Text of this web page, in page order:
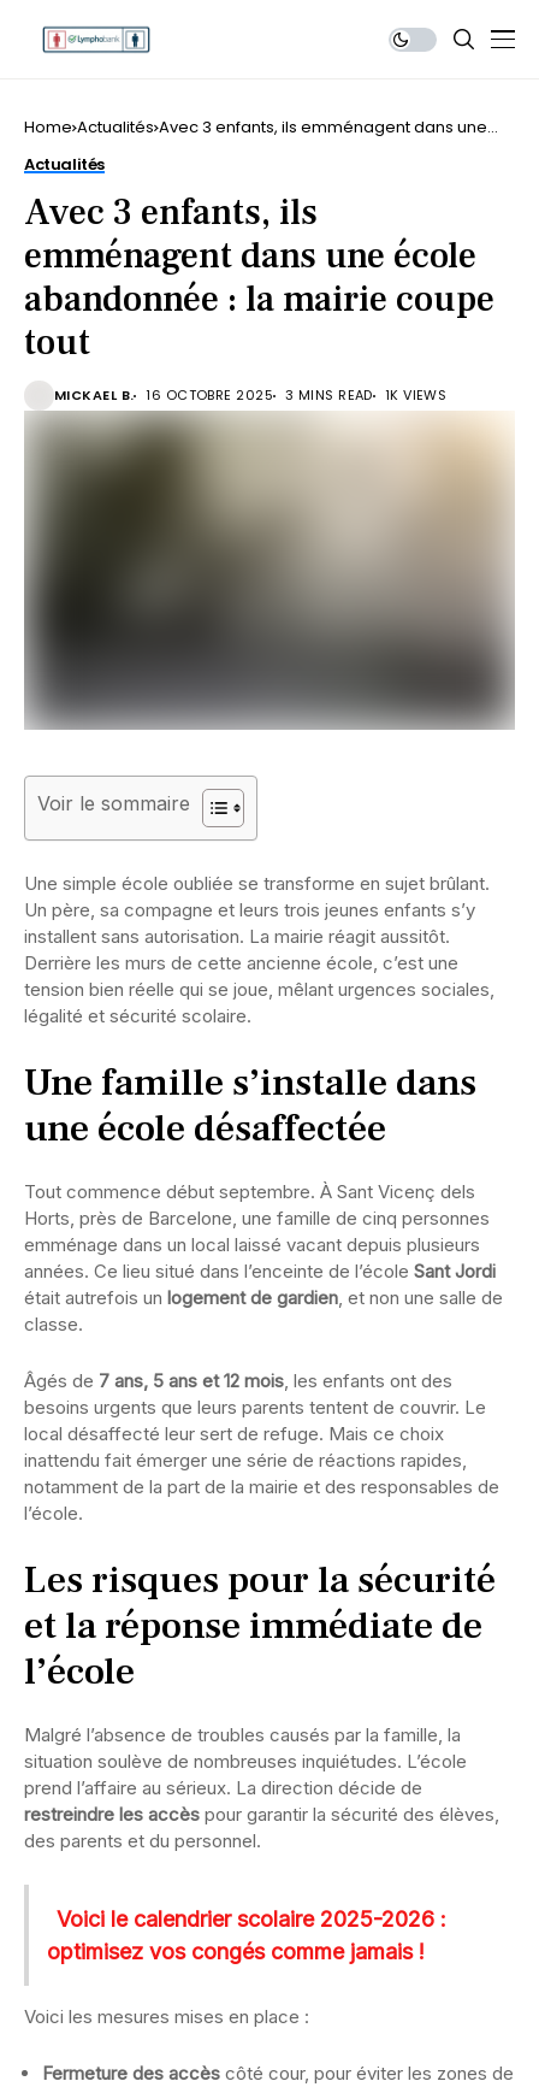
Home Actualités Avec 3 enfants, ils emménagent dans une
Actualités
Avec 3 enfants, ils
emménagent dans une école
abandonnée : la mairie coupe
tout
MICKAEL B. 16 OCTOBRE 2025 3 MINS READ 1K VIEWS
Voir le sommaire
Une simple école oubliée se transforme en sujet brûlant.
Un père, sa compagne et leurs trois jeunes enfants s’y
installent sans autorisation. La mairie réagit aussitôt.
Derrière les murs de cette ancienne école, c’est une
tension bien réelle qui se joue, mêlant urgences sociales,
légalité et sécurité scolaire.
Une famille s’installe dans
une école désaffectée
Tout commence début septembre. À Sant Vicenç dels
Horts, près de Barcelone, une famille de cinq personnes
emménage dans un local laissé vacant depuis plusieurs
années. Ce lieu situé dans l’enceinte de l’école Sant Jordi
était autrefois un logement de gardien, et non une salle de
classe.
Âgés de 7 ans, 5 ans et 12 mois, les enfants ont des
besoins urgents que leurs parents tentent de couvrir. Le
local désaffecté leur sert de refuge. Mais ce choix
inattendu fait émerger une série de réactions rapides,
notamment de la part de la mairie et des responsables de
l’école.
Les risques pour la sécurité
et la réponse immédiate de
l’école
Malgré l’absence de troubles causés par la famille, la
situation soulève de nombreuses inquiétudes. L’école
prend l’affaire au sérieux. La direction décide de
restreindre les accès pour garantir la sécurité des élèves,
des parents et du personnel.
Voici le calendrier scolaire 2025-2026 :
optimisez vos congés comme jamais !
Voici les mesures mises en place :
Fermeture des accès côté cour, pour éviter les zones de